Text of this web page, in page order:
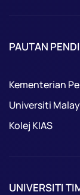
PAUTAN
Kementerian
Universiti
Kolej KIAS
UNIVERSITI